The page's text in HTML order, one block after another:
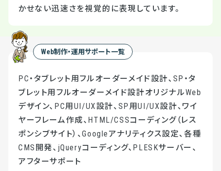
かせない迅速さを視覚的に表現しています。
Web制作・運用サポート一覧
PC・タブレット用フルオーダーメイド設計、SP・タ
ブレット用フルオーダーメイド設計オリジナルWeb
デザイン、PC用UI/UX設計、SP用UI/UX設計、ワイ
ヤーフレーム作成、HTML/CSSコーディング（レス
ポンシブサイト）、Googleアナリティクス設定、各種
CMS開発、jQueryコーディング、PLESKサーバー、
アフターサポート